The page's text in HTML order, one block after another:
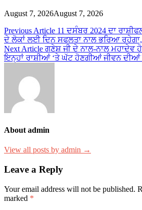
August 7, 2026August 7, 2026
Post
navigation
Previous Article 11 ਦਸੰਬਰ 2024 ਦਾ
ਦੇ ਲੋਕਾਂ ਲਈ ਦਿਨ ਸਫਲਤਾ ਨਾਲ ਭਰਿਆ ਰਹੇਗਾ,
Next Article ਗਣੇਸ਼ ਜੀ ਦੇ ਨਾਲ-ਨਾਲ ਮਹਾਦੇਵ
ਇਨ੍ਹਾਂ ਰਾਸ਼ੀਆਂ ‘ਤੇ ਘੱਟ ਹੋਣਗੀਆਂ ਜੀਵਨ
About admin
View all posts by admin →
Leave a Reply
Your email address will not be published.
marked *